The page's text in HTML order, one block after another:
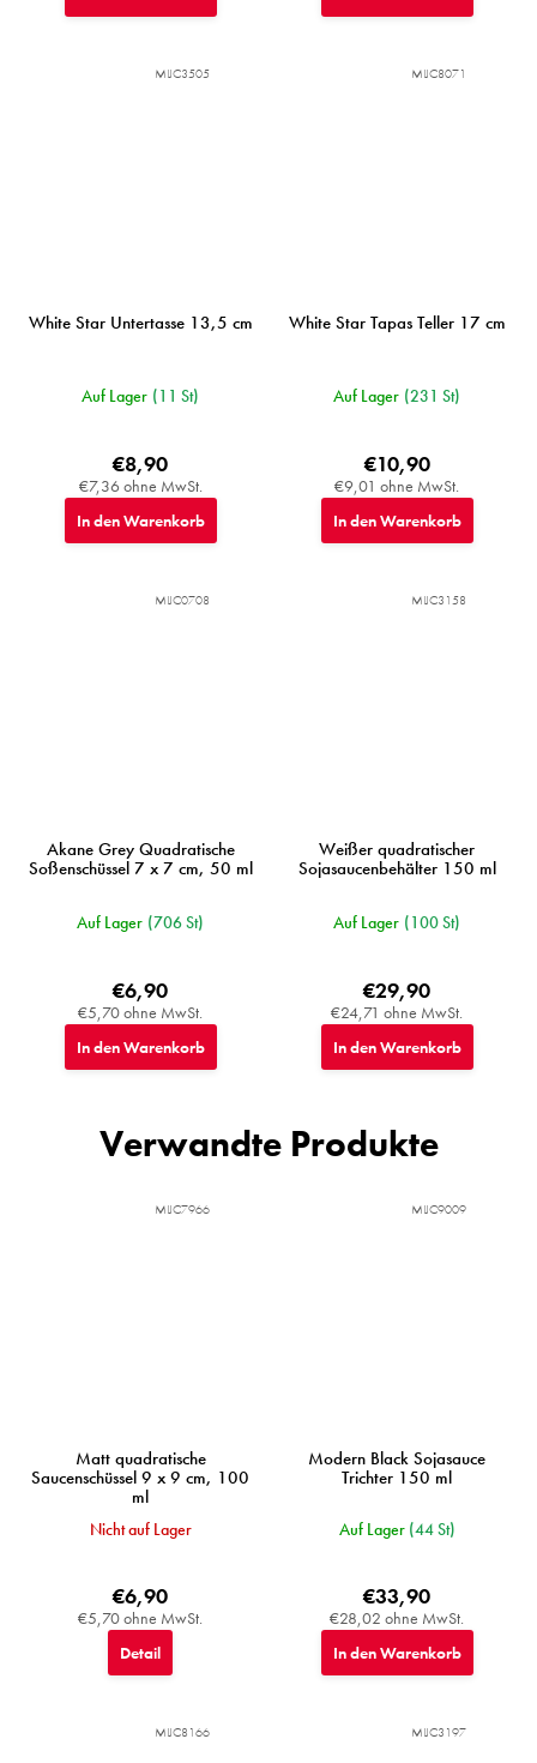
White Star Untertasse 13,5 cm
Auf Lager (11 St)
€7,36 ohne MwSt.
€8,90
In den Warenkorb
MIJC3505
White Star Tapas Teller 17 cm
Auf Lager (231 St)
€9,01 ohne MwSt.
€10,90
In den Warenkorb
MIJC8071
Akane Grey Quadratische
Soßenschüssel 7 x 7 cm, 50 ml
Auf Lager (706 St)
€5,70 ohne MwSt.
€6,90
In den Warenkorb
MIJC0708
Weißer quadratischer
Sojasaucenbehälter 150 ml
Auf Lager (100 St)
€24,71 ohne MwSt.
€29,90
In den Warenkorb
MIJC3158
Verwandte Produkte
Matt quadratische
Saucenschüssel 9 x 9 cm, 100
ml
Nicht auf Lager
€5,70 ohne MwSt.
€6,90
Detail
MIJC7966
Modern Black Sojasauce
Trichter 150 ml
Auf Lager (44 St)
€28,02 ohne MwSt.
€33,90
In den Warenkorb
MIJC9009
MIJC8166 MIJC3197